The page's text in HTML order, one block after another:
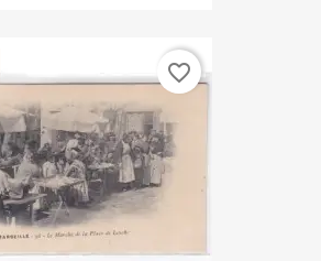
favorite_border